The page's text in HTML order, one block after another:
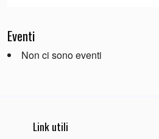
Eventi
Non ci sono eventi
Link utili